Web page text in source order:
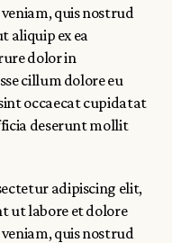
quis nostrud
aliquip ex ea
dolor in
cillum dolore eu
occaecat cupidatat
deserunt mollit
adipiscing elit,
ut labore et dolore
quis nostrud